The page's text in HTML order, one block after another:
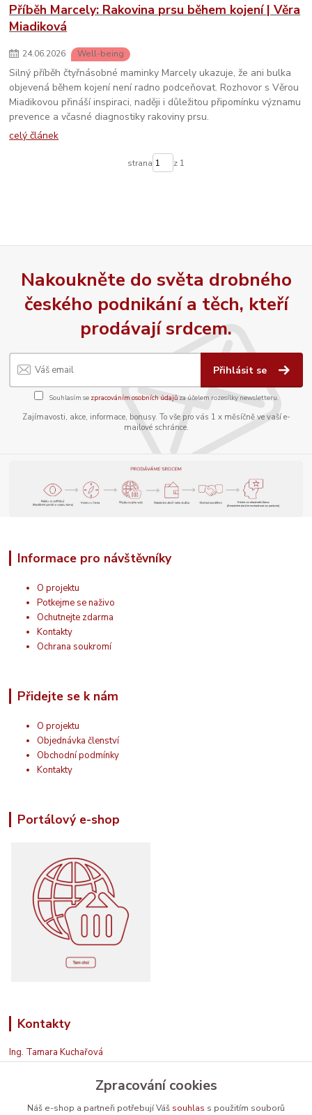
Příběh Marcely: Rakovina prsu během kojení | Věra
Miadiková
24.06.2026 Well-being
Silný příběh čtyřnásobné maminky Marcely ukazuje, že ani bulka
objevená během kojení není radno podceňovat. Rozhovor s Věrou
Miadikovou přináší inspiraci, naději i důležitou připomínku významu
prevence a včasné diagnostiky rakoviny prsu.
celý článek
strana z 1
Nakoukněte do světa drobného
českého podnikání a těch, kteří
prodávají srdcem.
Přihlásit se
Souhlasím se zpracováním osobních údajůza účelem rozesílky newsletteru.
Zajímavosti, akce, informace, bonusy. To vše pro vás 1 x měsíčně ve vaší e-
mailové schránce.
Informace pro návštěvníky
O projektu
Potkejme se naživo
Ochutnejte zdarma
Kontakty
Ochrana soukromí
Přidejte se k nám
O projektu
Objednávka členství
Obchodní podmínky
Kontakty
Portálový e-shop
Kontakty
Ing. Tamara Kuchařová
+420 774 687 150
Jsem na příjmu. Když nemohu, zavolám zpět.
info@prodavamesrdcem.cz
Zpracování cookies
Náš e-shop a partneři potřebují Váš souhlas s použitím souborů